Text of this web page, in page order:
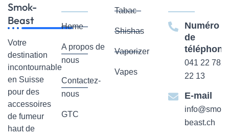
Smok-
Beast
Votre
destination
incontournable
en Suisse
pour des
accessoires
de fumeur
haut de
Home
A propos de
nous
Contactez-
nous
GTC
Tabac
Shishas
Vaporizer
Vapes
Numéro
de
téléphone
041 22 782
22 13
E-mail
info@smok-
beast.ch